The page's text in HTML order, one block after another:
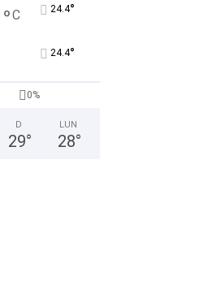
°C 24.4°
24.4°
0%
D
29°
LUN
28°